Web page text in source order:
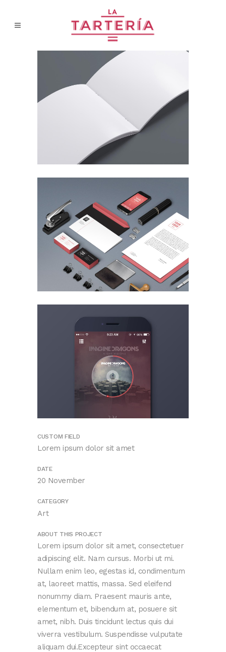
CUSTOM FIELD
Lorem ipsum dolor sit amet
DATE
20 November
CATEGORY
Art
ABOUT THIS PROJECT
Lorem ipsum dolor sit amet, consectetuer
adipiscing elit. Nam cursus. Morbi ut mi.
Nullam enim leo, egestas id, condimentum
at, laoreet mattis, massa. Sed eleifend
nonummy diam. Praesent mauris ante,
elementum et, bibendum at, posuere sit
amet, nibh. Duis tincidunt lectus quis dui
viverra vestibulum. Suspendisse vulputate
aliquam dui.Excepteur sint occaecat